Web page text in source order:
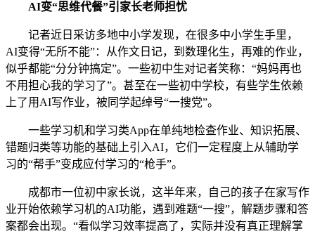
AI变“思维代餐”引家长老师担忧
记者近日采访多地中小学发现，在很多中小学生手里，
AI变得“无所不能”：从作文日记，到数理化生，再难的作业，
似乎都能“分分钟搞定”。一些初中生对记者笑称：“妈妈再也
不用担心我的学习了”。甚至在一些初中学校，有些学生依赖
上了用AI写作业，被同学起绰号“一搜党”。
一些学习机和学习类App在单纯地检查作业、知识拓展、
错题归类等功能的基础上引入AI，它们一定程度上从辅助学
习的“帮手”变成应付学习的“枪手”。
成都市一位初中家长说，这半年来，自己的孩子在家写作
业开始依赖学习机的AI功能，遇到难题“一搜”，解题步骤和答
案都会出现。“看似学习效率提高了，实际并没有真正理解掌